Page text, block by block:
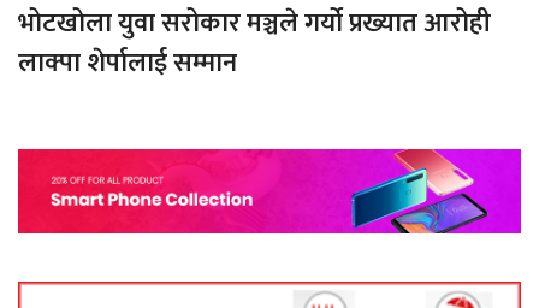
भोटखोला युवा सरोकार मञ्चले गर्यो प्रख्यात आरोही
लाक्पा शेर्पालाई सम्मान